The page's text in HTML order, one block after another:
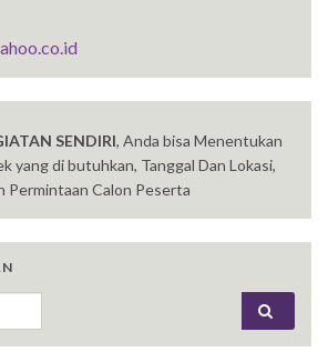
SENDIRI, Anda bisa Menentukan
yang di butuhkan, Tanggal Dan Lokasi,
Permintaan Calon Peserta